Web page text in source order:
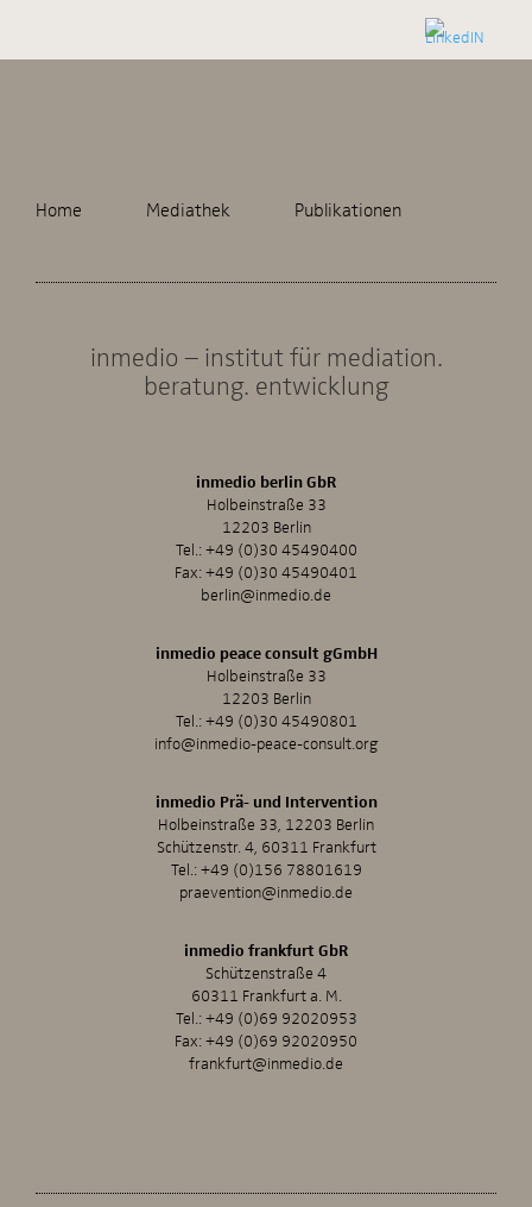
Home Mediathek Publikationen
inmedio – institut für mediation.
beratung. entwicklung
inmedio berlin GbR
Holbeinstraße 33
12203 Berlin
Tel.:+49 (0)30 45490400
Fax: +49 (0)30 45490401
berlin@inmedio.de
inmedio peace consult gGmbH
Holbeinstraße 33
12203 Berlin
Tel.:+49 (0)30 45490801
info@inmedio-peace-consult.org
inmedio Prä- und Intervention
Holbeinstraße 33, 12203 Berlin
Schützenstr. 4, 60311 Frankfurt
Tel.:+49 (0)156 78801619
praevention@inmedio.de
inmedio frankfurt GbR
Schützenstraße 4
60311 Frankfurt a. M.
Tel.:+49 (0)69 92020953
Fax: +49 (0)69 92020950
frankfurt@inmedio.de